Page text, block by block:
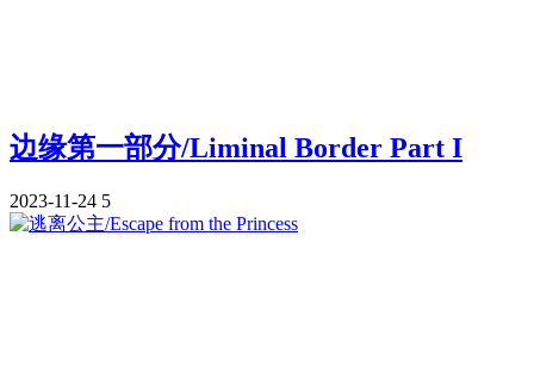
边缘第一部分/Liminal Border Part I
2023-11-24 5